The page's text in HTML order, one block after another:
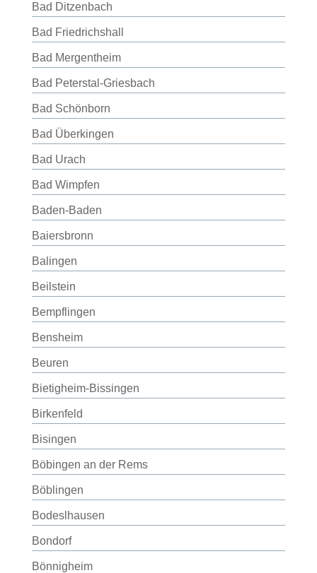
Bad Ditzenbach
Bad Friedrichshall
Bad Mergentheim
Bad Peterstal-Griesbach
Bad Schönborn
Bad Überkingen
Bad Urach
Bad Wimpfen
Baden-Baden
Baiersbronn
Balingen
Beilstein
Bempflingen
Bensheim
Beuren
Bietigheim-Bissingen
Birkenfeld
Bisingen
Böbingen an der Rems
Böblingen
Bodeslhausen
Bondorf
Bönnigheim